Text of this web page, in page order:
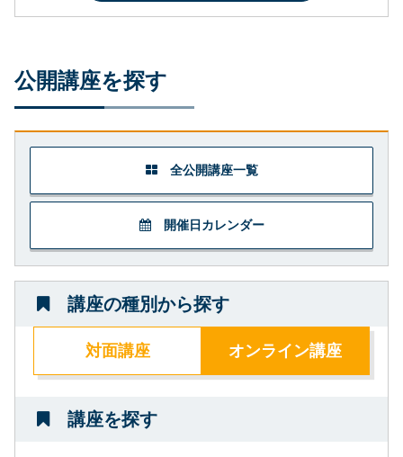
公開講座を探す
全公開講座一覧
開催日カレンダー
講座の種別から探す
対面講座 オンライン講座
講座を探す